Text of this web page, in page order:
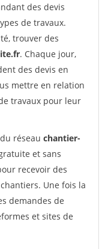
des devis
de travaux.
trouver des
. Chaque jour,
des devis en
mettre en relation
travaux pour leur
réseau chantier-
et sans
recevoir des
Une fois la
demandes de
et sites de